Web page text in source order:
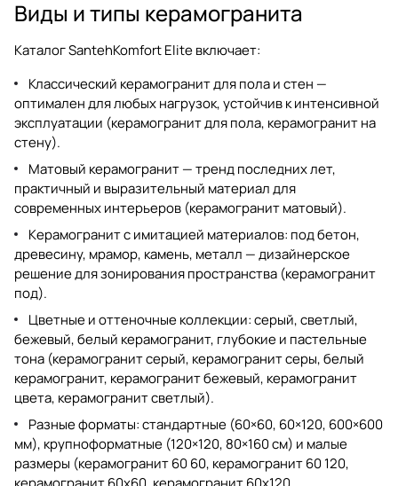
Виды и типы керамогранита
Каталог SantehKomfort Elite включает:
Классический керамогранит для пола и стен —
оптимален для любых нагрузок, устойчив к интенсивной
эксплуатации (керамогранит для пола, керамогранит на
стену).
Матовый керамогранит — тренд последних лет,
практичный и выразительный материал для
современных интерьеров (керамогранит матовый).
Керамогранит с имитацией материалов: под бетон,
древесину, мрамор, камень, металл — дизайнерское
решение для зонирования пространства (керамогранит
под).
Цветные и оттеночные коллекции: серый, светлый,
бежевый, белый керамогранит, глубокие и пастельные
тона (керамогранит серый, керамогранит серы,белый
керамогранит, керамогранит бежевый, керамогранит
цвета, керамогранит светлый).
Разные форматы: стандартные (60×60, 60×120, 600×600
мм), крупноформатные (120×120, 80×160 см) и малые
размеры (керамогранит 60 60, керамогранит 60 120,